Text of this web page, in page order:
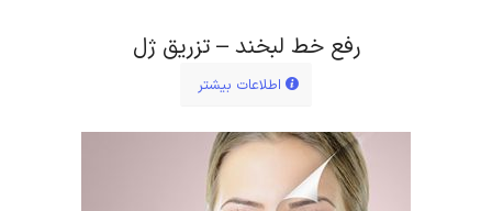
رفع خط لبخند – تزریق ژل
اطلاعات بیشتر